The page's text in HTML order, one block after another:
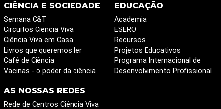
CIÊNCIA E SOCIEDADE
Semana C&T
Circuitos Ciência Viva
Ciência Viva em Casa
Livros que queremos ler
Café de Ciência
Vacinas - o poder da ciência
EDUCAÇÃO
Academia
ESERO
Recursos
Projetos Educativos
Programa Internacional de
Desenvolvimento Profissional
AS NOSSAS REDES
Rede de Centros Ciência Viva